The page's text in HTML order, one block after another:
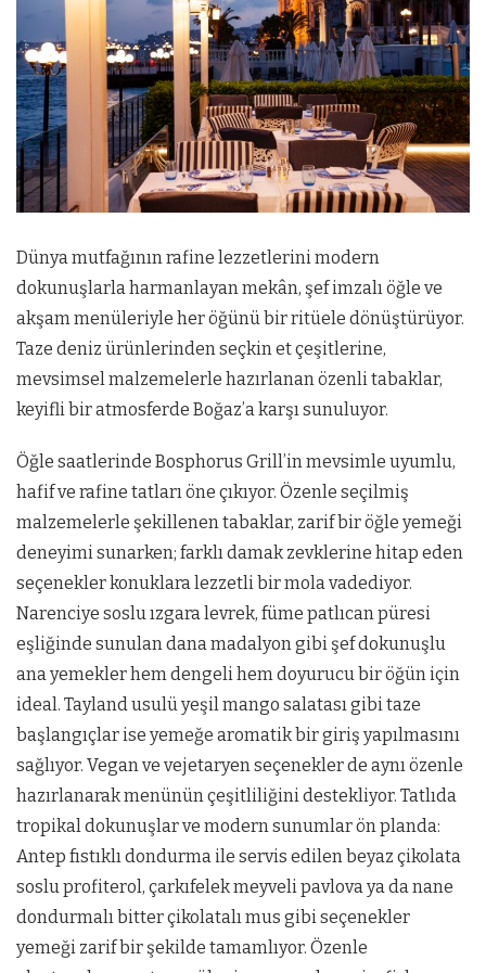
Dünya mutfağının rafine lezzetlerini modern
dokunuşlarla harmanlayan mekân, şef imzalı öğle ve
akşam menüleriyle her öğünü bir ritüele dönüştürüyor.
Taze deniz ürünlerinden seçkin et çeşitlerine,
mevsimsel malzemelerle hazırlanan özenli tabaklar,
keyifli bir atmosferde Boğaz’a karşı sunuluyor.
Öğle saatlerinde Bosphorus Grill’in mevsimle uyumlu,
hafif ve rafine tatları öne çıkıyor. Özenle seçilmiş
malzemelerle şekillenen tabaklar, zarif bir öğle yemeği
deneyimi sunarken; farklı damak zevklerine hitap eden
seçenekler konuklara lezzetli bir mola vadediyor.
Narenciye soslu ızgara levrek, füme patlıcan püresi
eşliğinde sunulan dana madalyon gibi şef dokunuşlu
ana yemekler hem dengeli hem doyurucu bir öğün için
ideal. Tayland usulü yeşil mango salatası gibi taze
başlangıçlar ise yemeğe aromatik bir giriş yapılmasını
sağlıyor. Vegan ve vejetaryen seçenekler de aynı özenle
hazırlanarak menünün çeşitliliğini destekliyor. Tatlıda
tropikal dokunuşlar ve modern sunumlar ön planda:
Antep fıstıklı dondurma ile servis edilen beyaz çikolata
soslu profiterol, çarkıfelek meyveli pavlova ya da nane
dondurmalı bitter çikolatalı mus gibi seçenekler
yemeği zarif bir şekilde tamamlıyor. Özenle